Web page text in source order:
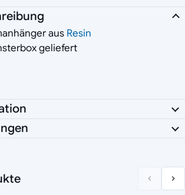
aus Resin
geliefert